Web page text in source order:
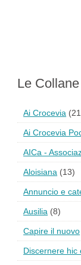
Le Collane
Ai Crocevia
Ai Crocevia
AICa -
Aloisiana (13)
Annuncio e
Ausilia (8)
Capire il nuovo
Discernere hic